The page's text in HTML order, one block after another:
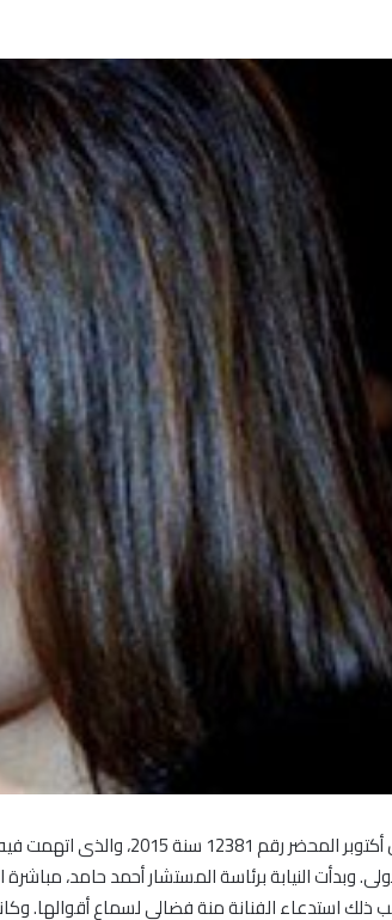
تسلمت نيابة أول
وبدأت النيابة برئاسة المستشار أحمد حامد،
ذلك استدعاء الفنانة منة فضالى لسماع أقوالها.